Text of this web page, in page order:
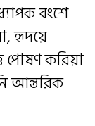
বংশে
হৃদয়ে
পোষণ করিয়া
আন্তরিক